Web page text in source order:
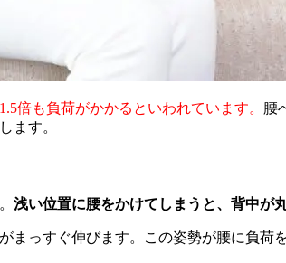
倍も負荷がかかるといわれています。 腰
ます。
浅い位置に腰をかけてしまうと、背中が
まっすぐ伸びます。この姿勢が腰に負